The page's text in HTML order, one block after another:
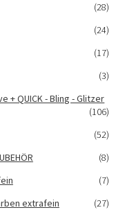
(28)
(24)
(17)
(3)
+ QUICK - Bling - Glitzer
(106)
(52)
(8)
(7)
extrafein
(27)